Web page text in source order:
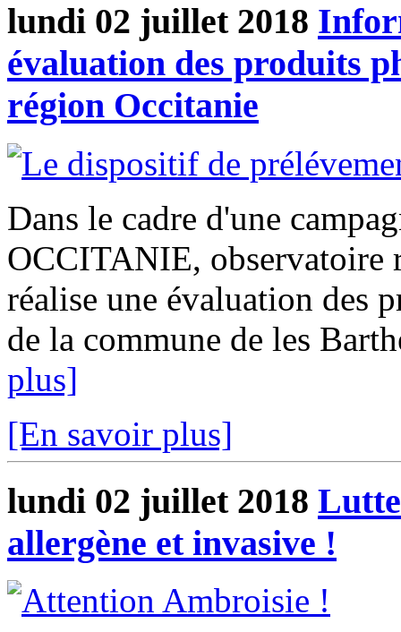
lundi 02 juillet 2018
évaluation des produits
région Occitanie
Dans le cadre d'une
OCCITANIE, observatoire
réalise une évaluation des
de la commune de les
plus]
[En savoir plus]
lundi 02 juillet 2018
allergène et invasive !